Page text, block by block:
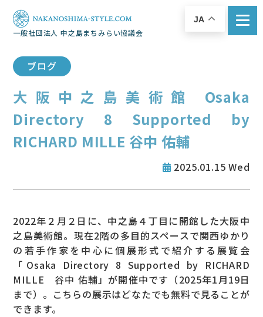
一般社団法人 中之島まちみらい協議会
JA
ブログ
大阪中之島美術館 Osaka
Directory 8 Supported by
RICHARD MILLE 谷中 佑輔
2025.01.15 Wed
2022年２月２日に、中之島４丁目に開館した大阪中
之島美術館。現在2階の多目的スペースで関西ゆかり
の若手作家を中心に個展形式で紹介する展覧会
「Osaka Directory 8 Supported by RICHARD
MILLE 谷中 佑輔」が開催中です（2025年1月19日
まで）。こちらの展示はどなたでも無料で見ることが
できます。